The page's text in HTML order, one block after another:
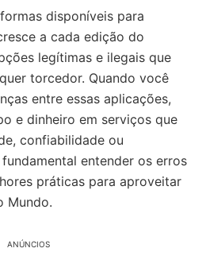
disponíveis para
a cada edição do
legítimas e ilegais que
torcedor. Quando você
entre essas aplicações,
e dinheiro em serviços que
confiabilidade ou
entender os erros
práticas para aproveitar
Mundo.
ANÚNCIOS